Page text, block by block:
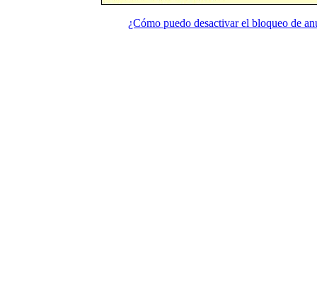
¿Cómo puedo desactivar el bloqueo de